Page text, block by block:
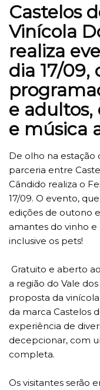
Castelos
Vinícola
realiza
dia 17/09,
e
e música
De olho na estação
parceria entre
Cândido realiza o
17/09. O evento,
edições de outono
amantes do vinho e
inclusive os pets!
Gratuito e aberto
a região do Vale
proposta da
da marca Castelos
experiência de
decepcionar, com
completa.
Os visitantes serão